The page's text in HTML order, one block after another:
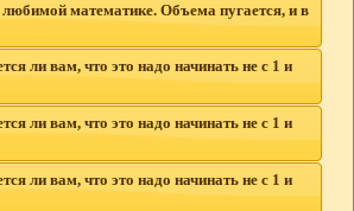
математике. Объема пугается, и в
ли вам, что это надо начинать не с 1 и
ли вам, что это надо начинать не с 1 и
ли вам, что это надо начинать не с 1 и